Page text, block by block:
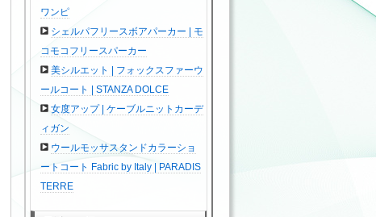
ワンピ
シェルパフリースボアパーカー | モ
コモコフリースパーカー
美シルエット | フォックスファーウ
ールコート | STANZA DOLCE
女度アップ | ケーブルニットカーデ
ィガン
ウールモッサスタンドカラーショ
ートコート Fabric by Italy | PARADIS
TERRE